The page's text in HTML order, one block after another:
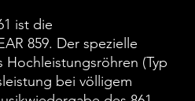
ist die
859. Der spezielle
(Typ
bei völligem